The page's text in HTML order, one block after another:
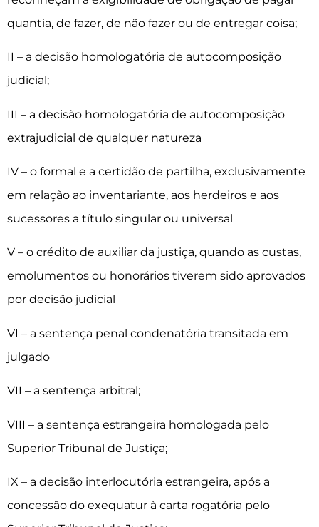
quantia, de fazer, de não fazer ou de entregar coisa;
II – a decisão homologatória de autocomposição
judicial;
III – a decisão homologatória de autocomposição
extrajudicial de qualquer natureza
IV – o formal e a certidão de partilha, exclusivamente
em relação ao inventariante, aos herdeiros e aos
sucessores a título singular ou universal
V – o crédito de auxiliar da justiça, quando as custas,
emolumentos ou honorários tiverem sido aprovados
por decisão judicial
VI – a sentença penal condenatória transitada em
julgado
VII – a sentença arbitral;
VIII – a sentença estrangeira homologada pelo
Superior Tribunal de Justiça;
IX – a decisão interlocutória estrangeira, após a
concessão do exequatur à carta rogatória pelo